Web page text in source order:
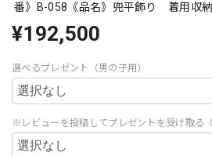
番》B-058《品名》兜平飾り 着用収
¥192,500
選べるプレゼント（男の子用）
※レビューを投稿してプレゼントを受け取る